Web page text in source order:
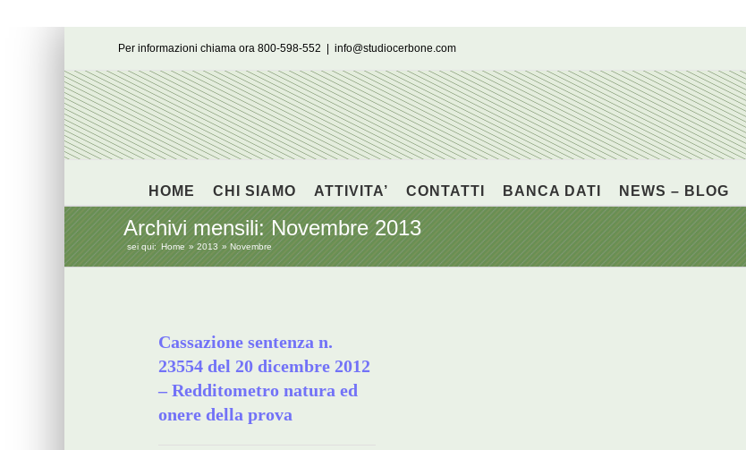
Per informazioni chiama ora 800-598-552 info@studiocerbone.com
HOME CHI SIAMO ATTIVITA’ CONTATTI BANCA DATI NEWS – BLOG
Archivi mensili:Novembre 2013
sei qui: Home 2013 Novembre
Cassazione sentenza n.
23554 del 20 dicembre 2012
– Redditometro natura ed
onere della prova